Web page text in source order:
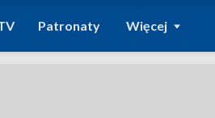
Patronaty Więcej